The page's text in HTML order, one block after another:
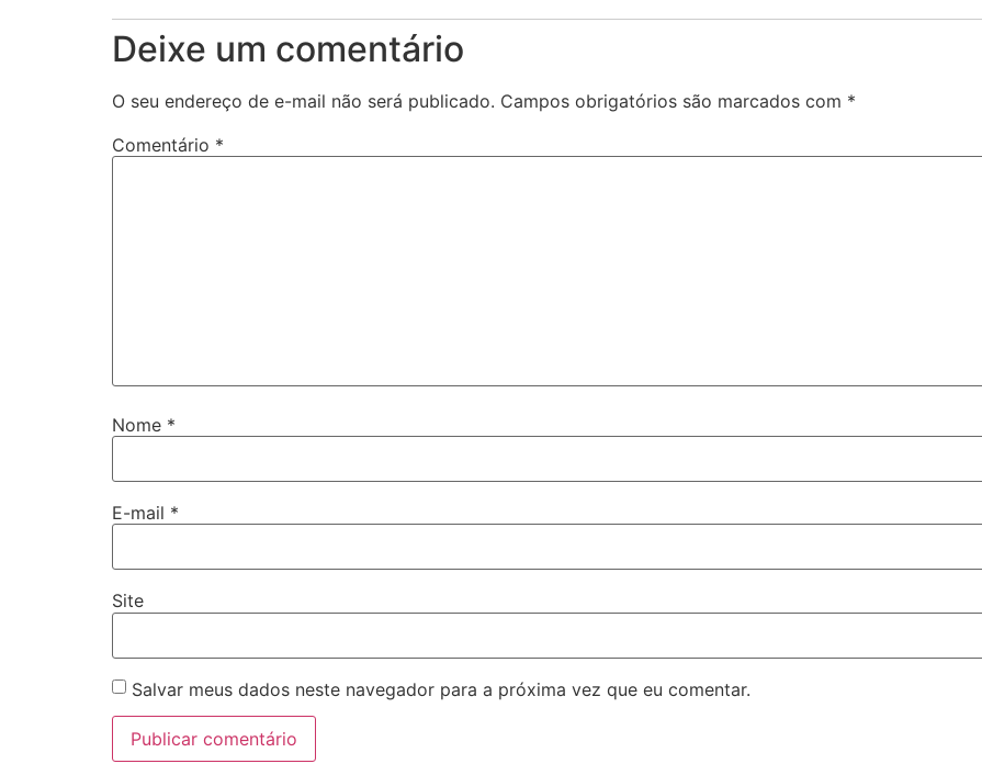
Deixe um comentário
O seu endereço de e-mail não será publicado. Campos obrigatórios são marcados com *
Comentário *
Nome *
E-mail *
Site
Salvar meus dados neste navegador para a próxima vez que eu comentar.